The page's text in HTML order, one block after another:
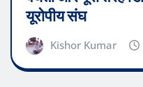
यूरोपीय संघ
Kishor Kumar